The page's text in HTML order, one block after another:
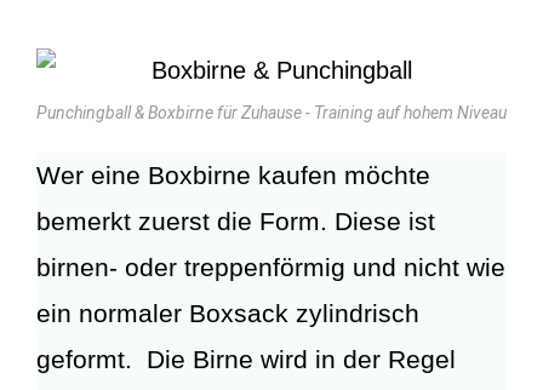
Punchingball & Boxbirne für Zuhause - Training auf hohem Niveau
Wer eine Boxbirne kaufen möchte
bemerkt zuerst die Form. Diese ist
birnen- oder treppenförmig und nicht wie
ein normaler Boxsack zylindrisch
geformt. Die Birne wird in der Regel